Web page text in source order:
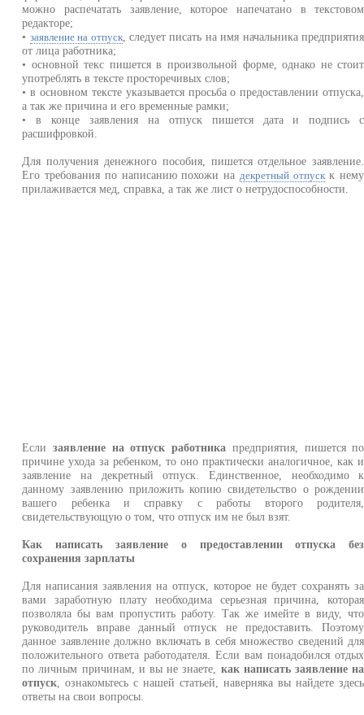
можно распечатать заявление, которое напечатано в текстовом
редакторе;
• заявление на отпуск, следует писать на имя начальника предприятия
от лица работника;
• основной текс пишется в произвольной форме, однако не стоит
употреблять в тексте просторечивых слов;
• в основном тексте указывается просьба о предоставлении отпуска,
а так же причина и его временные рамки;
• в конце заявления на отпуск пишется дата и подпись с
расшифровкой.
Для получения денежного пособия, пишется отдельное заявление.
Его требования по написанию похожи на декретный отпускк нему
прилаживается мед, справка, а так же лист о нетрудоспособности.
Если заявление на отпуск работника предприятия, пишется по
причине ухода за ребенком, то оно практически аналогичное, как и
заявление на декретный отпуск. Единственное, необходимо к
данному заявлению приложить копию свидетельство о рождении
вашего ребенка и справку с работы второго родителя,
свидетельствующую о том, что отпуск им не был взят.
Как написать заявление о предоставлении отпуска без
сохранения зарплаты
Для написания заявления на отпуск, которое не будет сохранять за
вами заработную плату необходима серьезная причина, которая
позволяла бы вам пропустить работу. Так же имейте в виду, что
руководитель вправе данный отпуск не предоставить. Поэтому
данное заявление должно включать в себя множество сведений для
положительного ответа работодателя. Если вам понадобился отдых
по личным причинам, и вы не знаете, как написать заявление на
отпуск , ознакомьтесь с нашей статьей, наверняка вы найдете здесь
ответы на свои вопросы.